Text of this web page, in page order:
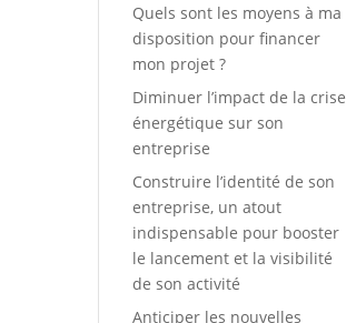
Quels sont les moyens à ma
disposition pour financer
mon projet ?
Diminuer l’impact de la crise
énergétique sur son
entreprise
Construire l’identité de son
entreprise, un atout
indispensable pour booster
le lancement et la visibilité
de son activité
Anticiper les nouvelles